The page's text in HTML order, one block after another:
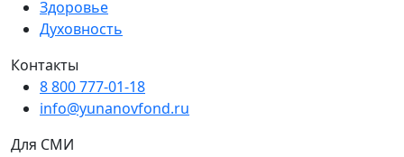
Здоровье
Духовность
Контакты
8 800 777-01-18
info@yunanovfond.ru
Для СМИ